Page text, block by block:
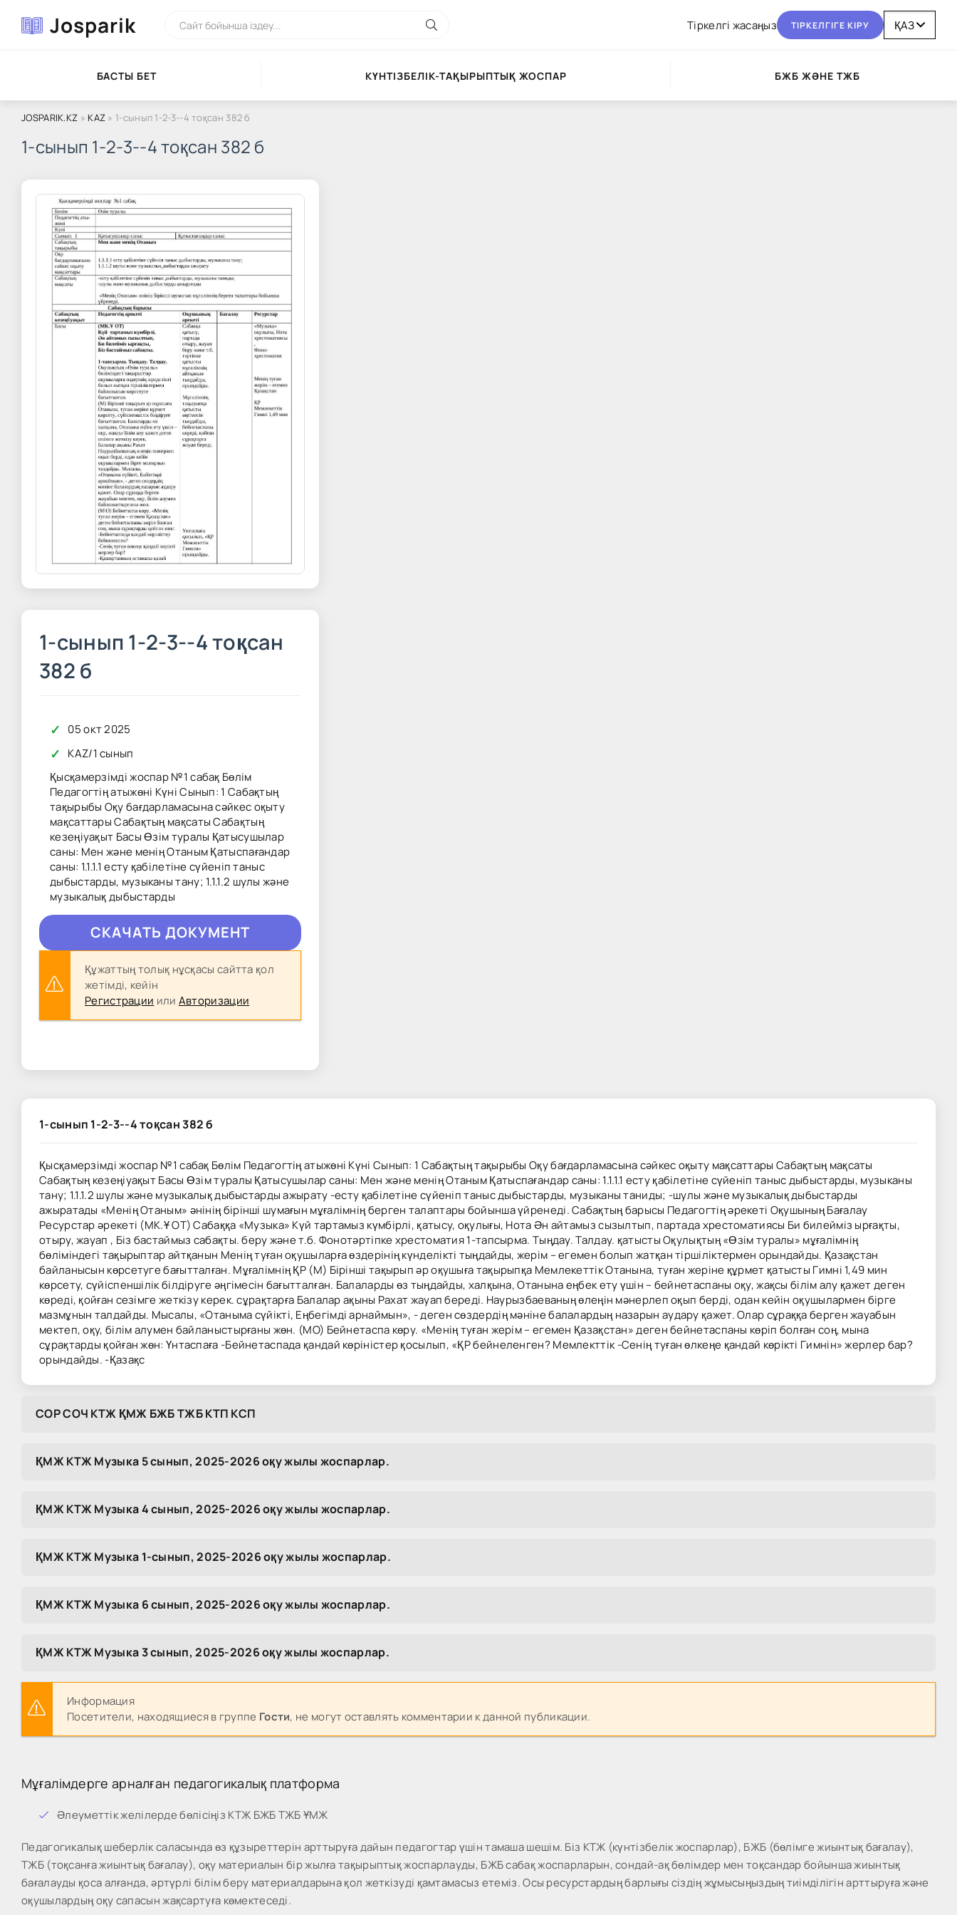
Josparik Тіркелгі жасаңыз ТІРКЕЛГІГЕ КІРУ
БАСТЫ БЕТ КҮНТІЗБЕЛІК-ТАҚЫРЫПТЫҚ ЖОСПАР БЖБ ЖӘНЕ ТЖБ
JOSPARIK.KZ » KAZ » 1-сынып 1-2-3--4 тоқсан 382 б
1-сынып 1-2-3--4 тоқсан 382 б
1-сынып 1-2-3--4 тоқсан
382 б
✓ 05 окт 2025
✓ KAZ/1 сынып
Қысқамерзімді жоспар №1 сабақ Бөлім
Педагогтің атыжөні Күні Сынып: 1 Сабақтың
тақырыбы Оқу бағдарламасына сәйкес оқыту
мақсаттары Сабақтың мақсаты Сабақтың
кезеңіуақыт Басы Өзім туралы Қатысушылар
саны: Мен және менің Отаным Қатыспағандар
саны: 1.1.1.1 есту қабілетіне сүйеніп таныс
дыбыстарды, музыканы тану; 1.1.1.2 шулы және
музыкалық дыбыстарды
CКAЧAТЬ ДОКУМЕНТ
Құжаттың толық нұсқасы сайтта қол
жетімді, кейін
Регистрации или Авторизации
1-сынып 1-2-3--4 тоқсан 382 б
Қысқамерзімді жоспар №1 сабақ Бөлім Педагогтің атыжөні Күні Сынып: 1 Сабақтың тақырыбы Оқу бағдарламасына сәйкес оқыту мақсаттары Сабақтың мақсаты
Сабақтың кезеңіуақыт Басы Өзім туралы Қатысушылар саны: Мен және менің Отаным Қатыспағандар саны: 1.1.1.1 есту қабілетіне сүйеніп таныс дыбыстарды, музыканы
тану; 1.1.1.2 шулы және музыкалық дыбыстарды ажырату -есту қабілетіне сүйеніп таныс дыбыстарды, музыканы таниды; -шулы және музыкалық дыбыстарды
ажыратады «Менің Отаным» әнінің бірінші шумағын мұғалімнің берген талаптары бойынша үйренеді. Сабақтың барысы Педагогтің әрекеті Оқушының Бағалау
Ресурстар әрекеті (МК.Ұ ОТ) Сабаққа «Музыка» Күй тартамыз күмбірлі, қатысу, оқулығы, Нота Ән айтамыз сызылтып, партада хрестоматиясы Би билейміз ырғақты,
отыру, жауап , Біз бастаймыз сабақты. беру және т.б. Фонотәртіпке хрестоматия 1-тапсырма. Тыңдау. Талдау. қатысты Оқулықтың «Өзім туралы» мұғалімнің
бөліміндегі тақырыптар айтқанын Менің туған оқушыларға өздерінің күнделікті тыңдайды, жерім – егемен болып жатқан тіршіліктермен орындайды. Қазақстан
байланысын көрсетуге бағытталған. Мұғалімнің ҚР (М) Бірінші тақырып әр оқушыға тақырыпқа Мемлекеттік Отанына, туған жеріне құрмет қатысты Гимні 1,49 мин
көрсету, сүйіспеншілік білдіруге әңгімесін бағытталған. Балаларды өз тыңдайды, халқына, Отанына еңбек ету үшін – бейнетаспаны оқу, жақсы білім алу қажет деген
көреді, қойған сезімге жеткізу керек. сұрақтарға Балалар ақыны Рахат жауап береді. Наурызбаеваның өлеңін мәнерлеп оқып берді, одан кейін оқушылармен бірге
мазмұнын талдайды. Мысалы, «Отаныма сүйікті, Еңбегімді арнаймын», - деген сөздердің мәніне балалардың назарын аудару қажет. Олар сұраққа берген жауабын
мектеп, оқу, білім алумен байланыстырғаны жөн. (МО) Бейнетаспа көру. «Менің туған жерім – егемен Қазақстан» деген бейнетаспаны көріп болған соң, мына
сұрақтарды қойған жөн: Үнтаспаға -Бейнетаспада қандай көріністер қосылып, «ҚР бейнеленген? Мемлекттік -Сенің туған өлкеңе қандай көрікті Гимнін» жерлер бар?
орындайды. -Қазақс
COP COЧ KTЖ ҚMЖ БЖБ TЖБ KTП KCП
ҚМЖ КТЖ Музыка 5 сынып, 2025-2026 оқу жылы жоспарлар.
ҚМЖ КТЖ Музыка 4 сынып, 2025-2026 оқу жылы жоспарлар.
ҚМЖ КТЖ Музыка 1-сынып, 2025-2026 оқу жылы жоспарлар.
ҚМЖ КТЖ Музыка 6 сынып, 2025-2026 оқу жылы жоспарлар.
ҚМЖ КТЖ Музыка 3 сынып, 2025-2026 оқу жылы жоспарлар.
Информация
Посетители, находящиеся в группе Гости, не могут оставлять комментарии к данной публикации.
Мұғалімдерге арналған педагогикалық платформа
Әлеуметтік желілерде бөлісіңіз КТЖ БЖБ ТЖБ ҰМЖ
Педагогикалық шеберлік саласында өз құзыреттерін арттыруға дайын педагогтар үшін тамаша шешім. Біз КТЖ (күнтізбелік жоспарлар), БЖБ (бөлімге жиынтық бағалау),
ТЖБ (тоқсанға жиынтық бағалау), оқу материалын бір жылға тақырыптық жоспарлауды, БЖБ сабақ жоспарларын, сондай-ақ бөлімдер мен тоқсандар бойынша жиынтық
бағалауды қоса алғанда, әртүрлі білім беру материалдарына қол жеткізуді қамтамасыз етеміз. Осы ресурстардың барлығы сіздің жұмысыңыздың тиімділігін арттыруға және
оқушылардың оқу сапасын жақсартуға көмектеседі.